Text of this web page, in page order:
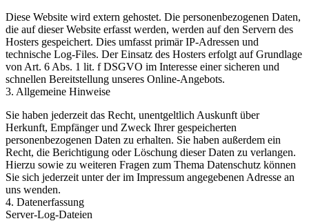
Diese Website wird extern gehostet. Die personenbezogenen Daten,
die auf dieser Website erfasst werden, werden auf den Servern des
Hosters gespeichert. Dies umfasst primär IP-Adressen und
technische Log-Files. Der Einsatz des Hosters erfolgt auf Grundlage
von Art. 6 Abs. 1 lit. f DSGVO im Interesse einer sicheren und
schnellen Bereitstellung unseres Online-Angebots.
3. Allgemeine Hinweise
Sie haben jederzeit das Recht, unentgeltlich Auskunft über
Herkunft, Empfänger und Zweck Ihrer gespeicherten
personenbezogenen Daten zu erhalten. Sie haben außerdem ein
Recht, die Berichtigung oder Löschung dieser Daten zu verlangen.
Hierzu sowie zu weiteren Fragen zum Thema Datenschutz können
Sie sich jederzeit unter der im Impressum angegebenen Adresse an
uns wenden.
4. Datenerfassung
Server-Log-Dateien